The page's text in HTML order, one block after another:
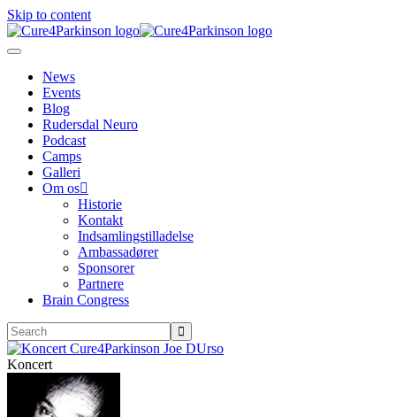
Skip to content
News
Events
Blog
Rudersdal Neuro
Podcast
Camps
Galleri
Om os
Historie
Kontakt
Indsamlingstilladelse
Ambassadører
Sponsorer
Partnere
Brain Congress
Koncert